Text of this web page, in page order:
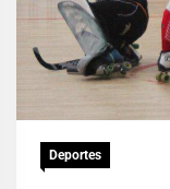
Deportes